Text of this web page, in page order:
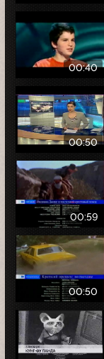
00:40
00:50
00:59
00:50